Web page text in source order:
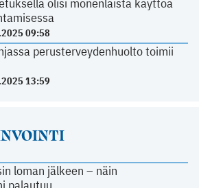
09:58
perusterveydenhuolto toimii
13:59
loman jälkeen – näin
palautuu